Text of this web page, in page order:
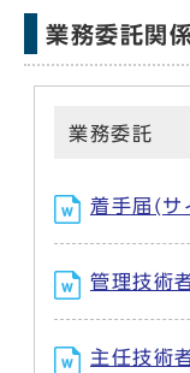
業務委託関
業務委託
着手届(
管理技術
主任技術